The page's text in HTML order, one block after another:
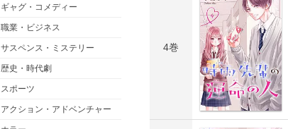
ギャグ・コメディー
職業・ビジネス
サスペンス・ミステリー
歴史・時代劇
スポーツ
アクション・アドベンチャー
4巻